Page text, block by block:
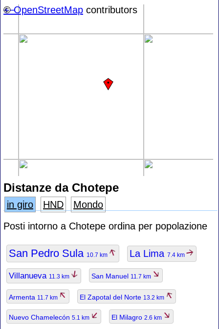
+−
©OpenStreetMap contributors
Distanze da Chotepe
in giro HND
Mondo
Posti intorno a Chotepe ordina per popolazione
San Pedro Sula 10.7 km La Lima 7.4 km
Villanueva 11.3 km San Manuel 11.7 km
Armenta 11.7 km El Zapotal del Norte 13.2 km
Nuevo Chamelecón 5.1 km El Milagro 2.6 km